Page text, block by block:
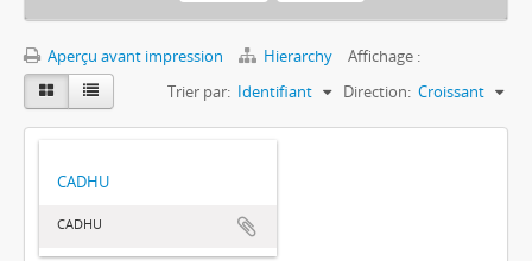
Aperçu avant impression Hierarchy
Affichage :
Trier par: Identifiant Direction: Croissant
CADHU
CADHU